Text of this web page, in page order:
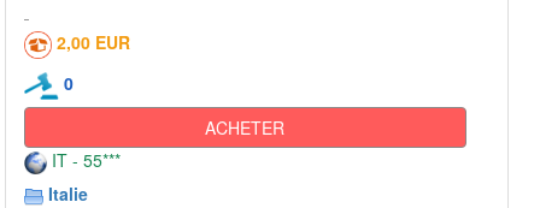
2,00 EUR
0
ACHETER
IT - 55***
Italie